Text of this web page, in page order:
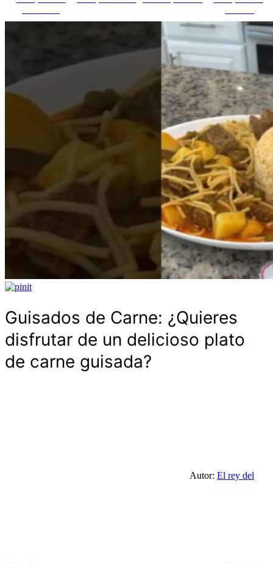
Guisados de Carne: ¿Quieres
disfrutar de un delicioso plato
de carne guisada?
Autor: El rey del